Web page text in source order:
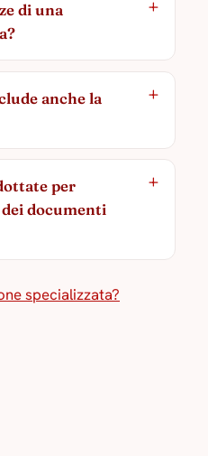
di una
anche la
per
documenti
specializzata?